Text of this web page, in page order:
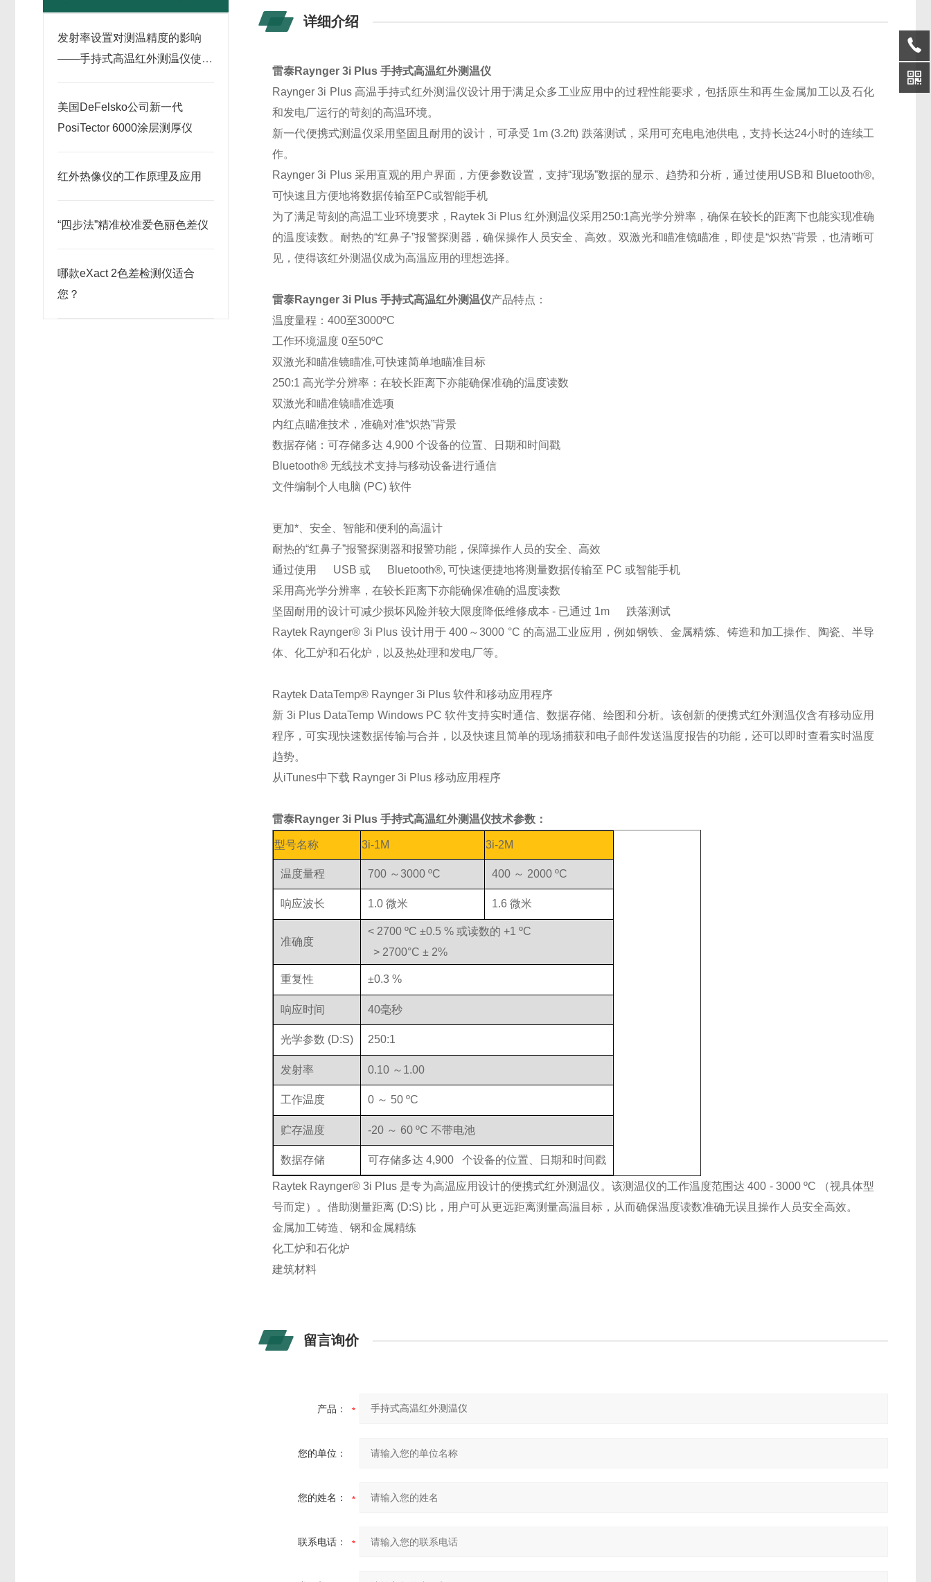
发射率设置对测温精度的影响
——手持式高温红外测温仪使用
美国DeFelsko公司新一代
PosiTector 6000涂层测厚仪
红外热像仪的工作原理及应用
“四步法”精准校准爱色丽色差仪
哪款eXact 2色差检测仪适合
您？
详细介绍
雷泰Raynger 3i Plus手持式高温红外测温仪
Raynger 3i Plus 高温手持式红外测温仪设计用于满足众多工业应用中的过程性能要求，包括原生和再生金属加工以及石化
和发电厂运行的苛刻的高温环境。
新一代便携式测温仪采用坚固且耐用的设计，可承受 1m (3.2ft) 跌落测试，采用可充电电池供电，支持长达24小时的连续工
作。
Raynger 3i Plus 采用直观的用户界面，方便参数设置，支持“现场”数据的显示、趋势和分析，通过使用USB和 Bluetooth®,
可快速且方便地将数据传输至PC或智能手机
为了满足苛刻的高温工业环境要求，Raytek 3i Plus 红外测温仪采用250:1高光学分辨率，确保在较长的距离下也能实现准确
的温度读数。耐热的“红鼻子”报警探测器，确保操作人员安全、高效。双激光和瞄准镜瞄准，即使是“炽热”背景，也清晰可
见，使得该红外测温仪成为高温应用的理想选择。
雷泰Raynger 3i Plus 手持式高温红外测温仪产品特点：
温度量程：400至3000ºC
工作环境温度 0至50ºC
双激光和瞄准镜瞄准,可快速简单地瞄准目标
250:1 高光学分辨率：在较长距离下亦能确保准确的温度读数
双激光和瞄准镜瞄准选项
内红点瞄准技术，准确对准“炽热”背景
数据存储：可存储多达 4,900 个设备的位置、日期和时间戳
Bluetooth® 无线技术支持与移动设备进行通信
文件编制个人电脑 (PC) 软件
更加*、安全、智能和便利的高温计
耐热的“红鼻子”报警探测器和报警功能，保障操作人员的安全、高效
通过使用 USB 或 Bluetooth®, 可快速便捷地将测量数据传输至 PC 或智能手机
采用高光学分辨率，在较长距离下亦能确保准确的温度读数
坚固耐用的设计可减少损坏风险并较大限度降低维修成本 - 已通过 1m 跌落测试
Raytek Raynger® 3i Plus 设计用于 400～3000 °C 的高温工业应用，例如钢铁、金属精炼、铸造和加工操作、陶瓷、半导
体、化工炉和石化炉，以及热处理和发电厂等。
Raytek DataTemp® Raynger 3i Plus 软件和移动应用程序
新 3i Plus DataTemp Windows PC 软件支持实时通信、数据存储、绘图和分析。该创新的便携式红外测温仪含有移动应用
程序，可实现快速数据传输与合并，以及快速且简单的现场捕获和电子邮件发送温度报告的功能，还可以即时查看实时温度
趋势。
从iTunes中下载 Raynger 3i Plus 移动应用程序
雷泰Raynger 3i Plus 手持式高温红外测温仪技术参数：
型号名称 3i-1M 3i-2M
温度量程 700 ～3000 ºC 400 ～ 2000 ºC
响应波长 1.0 微米 1.6 微米
准确度
< 2700 ºC ±0.5 % 或读数的 +1 ºC
> 2700°C ± 2%
重复性 ±0.3 %
响应时间 40毫秒
光学参数 (D:S) 250:1
发射率 0.10 ～1.00
工作温度 0 ～ 50 ºC
贮存温度 -20 ～ 60 ºC 不带电池
数据存储 可存储多达 4,900 个设备的位置、日期和时间戳
Raytek Raynger® 3i Plus 是专为高温应用设计的便携式红外测温仪。该测温仪的工作温度范围达 400 - 3000 ºC （视具体型
号而定）。借助测量距离 (D:S) 比，用户可从更远距离测量高温目标，从而确保温度读数准确无误且操作人员安全高效。
金属加工铸造、钢和金属精练
化工炉和石化炉
建筑材料
留言询价
产品：
您的单位：
您的姓名：
联系电话：